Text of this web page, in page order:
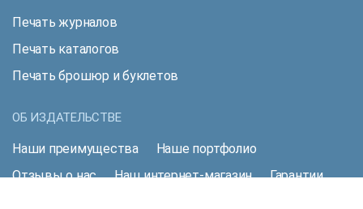
ОБ ИЗДАТЕЛЬСТВЕ
Наши преимущества
Наше портфолио
Отзывы о нас
Наш интернет-магазин
Гарантии
Печать журналов
Печать каталогов
Печать брошюр и буклетов